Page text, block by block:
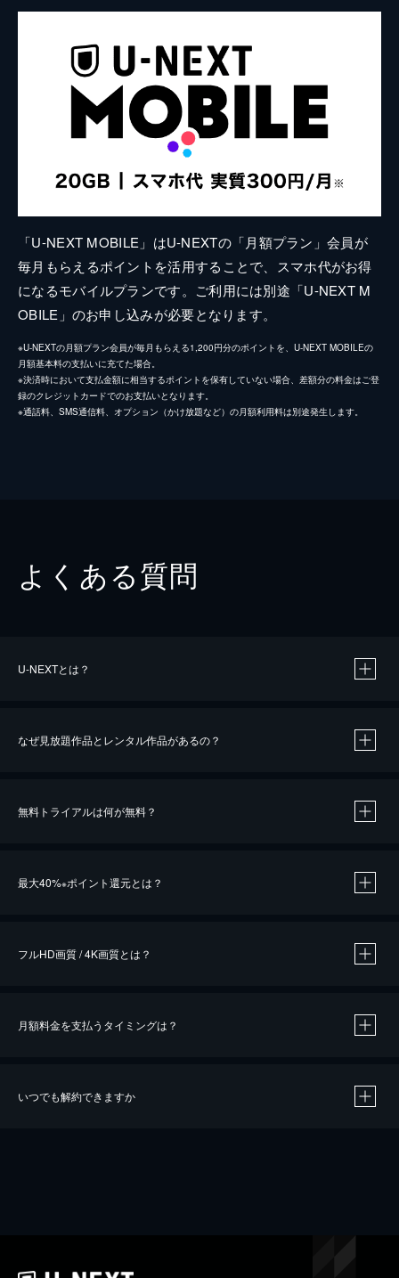
「U-NEXT MOBILE」はU-NEXTの「月額プラン」会員が
毎月もらえるポイントを活用することで、スマホ代がお得
になるモバイルプランです。ご利用には別途「U-NEXT M
OBILE」のお申し込みが必要となります。
※U-NEXTの月額プラン会員が毎月もらえる1,200円分のポイントを、U-NEXT MOBILEの
月額基本料の支払いに充てた場合。
※決済時において支払金額に相当するポイントを保有していない場合、差額分の料金はご登
録のクレジットカードでのお支払いとなります。
※通話料、SMS通信料、オプション（かけ放題など）の月額利用料は別途発生します。
よくある質問
U-NEXTとは？
なぜ見放題作品とレンタル作品があるの？
無料トライアルは何が無料？
最大40%※ポイント還元とは？
※40％ポイント還元の対象は、クレジットカード決済による作品の購入 / レンタルです。
iOSアプリのUコイン決済による作品の購入 / レンタルは、20％のポイント還元です。
フルHD画質 / 4K画質とは？
月額料金を支払うタイミングは？
いつでも解約できますか